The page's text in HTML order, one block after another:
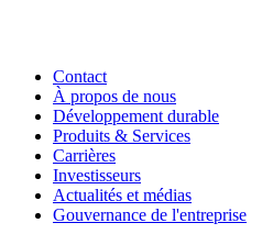
Contact
À propos de nous
Développement durable
Produits & Services
Carrières
Investisseurs
Actualités et médias
Gouvernance de l'entreprise